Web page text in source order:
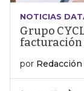
NOTICIAS
Grupo
facturación
por